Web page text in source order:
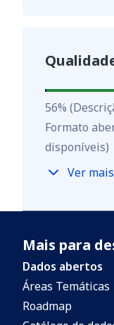
56%
56%
Formato
disponíveis)
Ver
Mais para
Dados abertos
Áreas Temáticas
Roadmap